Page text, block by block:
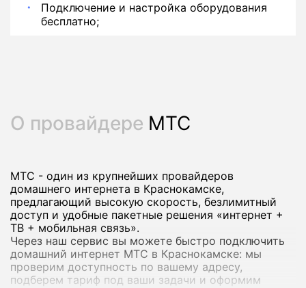
Подключение и настройка оборудования
бесплатно;
О провайдере МТС
МТС - один из крупнейших провайдеров
домашнего интернета в Краснокамске,
предлагающий высокую скорость, безлимитный
доступ и удобные пакетные решения «интернет +
ТВ + мобильная связь».
Через наш сервис вы можете быстро подключить
домашний интернет МТС в Краснокамске: мы
проверим доступность по вашему адресу,
подберем тариф под ваши задачи и оформим